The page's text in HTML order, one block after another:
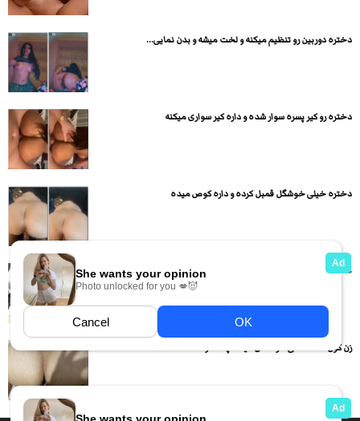
دختره دوربین رو تنظیم میکنه و لخت میشه و بدن نمایی...
دختره رو کیر پسره سوار شده و داره کیر سواری میکنه
دختره خیلی خوشگل قمبل کرده و داره کوص میده
عکس های لختی و لو رفته این خوشگل خانوم حشری
زن کون گنده داگی داره کص میده چه آه و ناله...